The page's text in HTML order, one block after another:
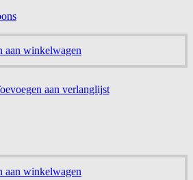
aan winkelwagen
aan verlanglijst
aan winkelwagen